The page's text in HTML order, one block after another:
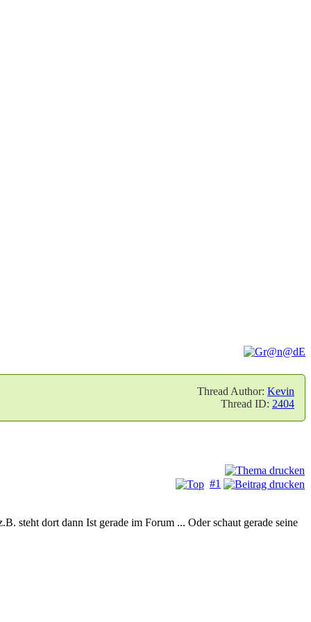
Thread Author: Kevin
Thread ID: 2404
#1
steht dort dann Ist gerade im Forum ... Oder schaut gerade seine